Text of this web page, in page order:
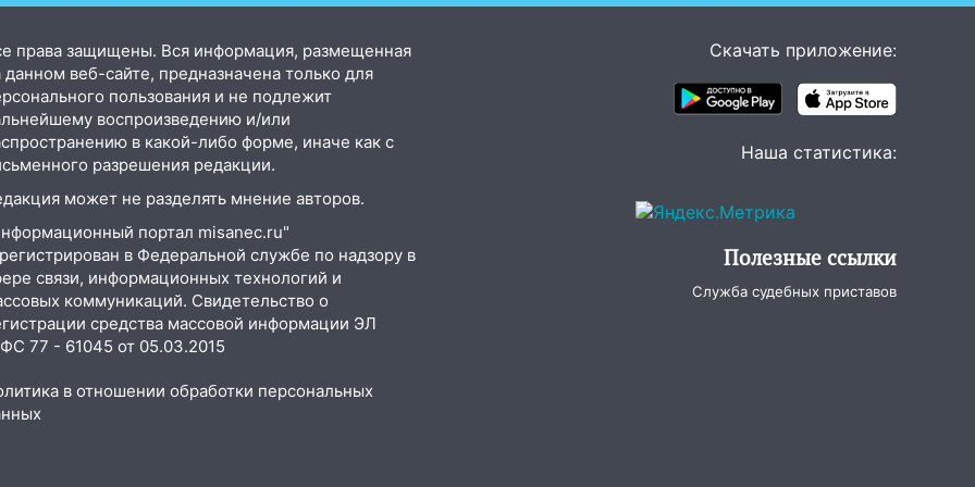
права защищены. Вся информация, размещенная
данном веб-сайте, предназначена только для
пользования и не подлежит
воспроизведению и/или
в какой-либо форме, иначе как с
разрешения редакции.
может не разделять мнение авторов.
портал misanec.ru"
в Федеральной службе по надзору в
связи, информационных технологий и
коммуникаций. Свидетельство о
средства массовой информации ЭЛ
77 - 61045 от 05.03.2015
в отношении обработки персональных
Скачать приложение:
Наша статистика:
Полезные ссылки
Служба судебных приставов